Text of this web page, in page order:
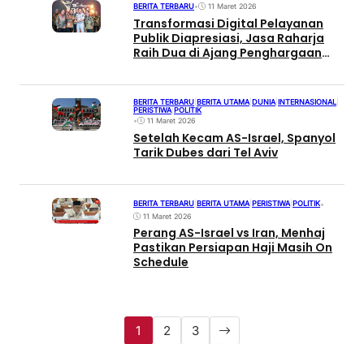
BERITA TERBARU• 11 Maret 2026
Transformasi Digital Pelayanan
Publik Diapresiasi, Jasa Raharja
Raih Dua di Ajang Penghargaan
BERITA TERBARU BERITA UTAMA DUNIA INTERNASIONAL
PERISTIWA POLITIK
•
11 Maret 2026
Setelah Kecam AS-Israel, Spanyol
Tarik Dubes dari Tel Aviv
BERITA TERBARU BERITA UTAMA PERISTIWA POLITIK•
11 Maret 2026
Perang AS-Israel vs Iran, Menhaj
Pastikan Persiapan Haji Masih On
Schedule
1 2 3